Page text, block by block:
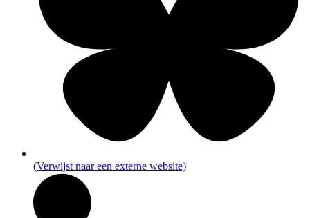
(Verwijst naar een externe website)